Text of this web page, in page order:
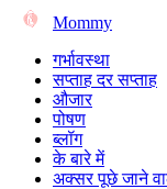
Mommy
गर्भावस्था
सप्ताह दर सप्ताह
औजार
पोषण
ब्लॉग
के बारे में
अक्सर पूछे जाने